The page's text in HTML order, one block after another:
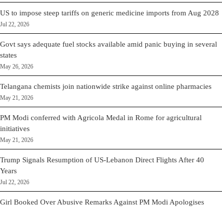
US to impose steep tariffs on generic medicine imports from Aug 2028
Jul 22, 2026
Govt says adequate fuel stocks available amid panic buying in several
states
May 26, 2026
Telangana chemists join nationwide strike against online pharmacies
May 21, 2026
PM Modi conferred with Agricola Medal in Rome for agricultural
initiatives
May 21, 2026
Trump Signals Resumption of US-Lebanon Direct Flights After 40
Years
Jul 22, 2026
Girl Booked Over Abusive Remarks Against PM Modi Apologises